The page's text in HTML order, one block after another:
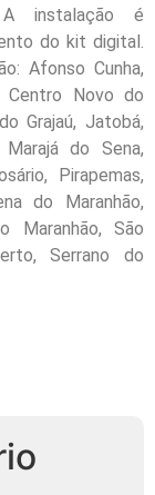
A instalação é
do kit digital.
Afonso Cunha,
Centro Novo do
Grajaú, Jatobá,
do Sena,
Pirapemas,
do Maranhão,
Maranhão, São
Serrano do